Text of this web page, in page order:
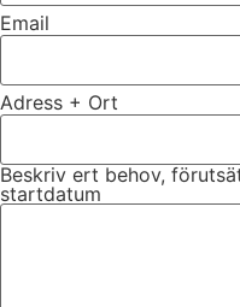
Email
Adress + Ort
Beskriv ert behov,
startdatum